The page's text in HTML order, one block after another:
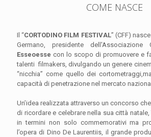
COME NASCE
Il “CORTODINO FILM FESTIVAL” (CFF)
Germano, presidente
Esseoesse con lo scopo di promuovere e
talenti filmakers, divulgando un genere
“nicchia” come quello dei
capacità di penetrazione nel mercato
Un’idea realizzata attraverso un concorso
di ricordare e celebrare nella sua città natale,
in termini non solo commemorativi ma
l’opera di Dino De Laurentiis, il grande